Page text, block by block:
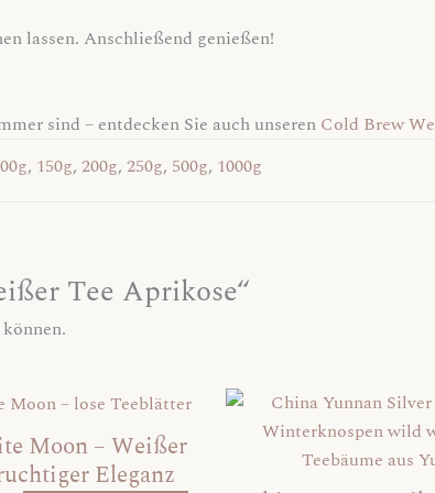
lassen. Anschließend genießen!
sind – entdecken Sie auch unseren Cold Brew
, 150g, 200g, 250g, 500g, 1000g
Tee Aprikose“
Moon – Weißer
Eleganz
Dieses
Produkt
weist
mehrere